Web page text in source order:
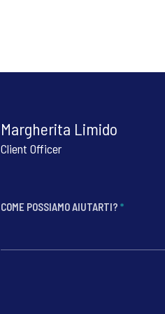
Margherita Limido
Client Officer
COME POSSIAMO AIUTARTI? *